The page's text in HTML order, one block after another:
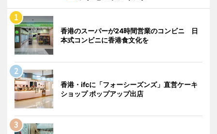
香港のスーパーが24時間営業のコンビニ 日
本式コンビニに香港食文化を
香港・ifcに「フォーシーズンズ」直営ケーキ
ショップ ポップアップ出店